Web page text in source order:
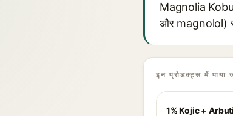
Magnolia
और magnolol) से
इन प्रोडक्ट्स में पाया
1% Kojic +